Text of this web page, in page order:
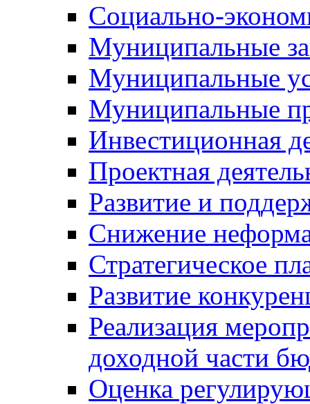
Социально-
Муниципальные
Муниципальные
Муниципальные
Инвестиционная
Проектная
Развитие и
Снижение
Стратегическое
Развитие
Реализация
доходной части
Оценка